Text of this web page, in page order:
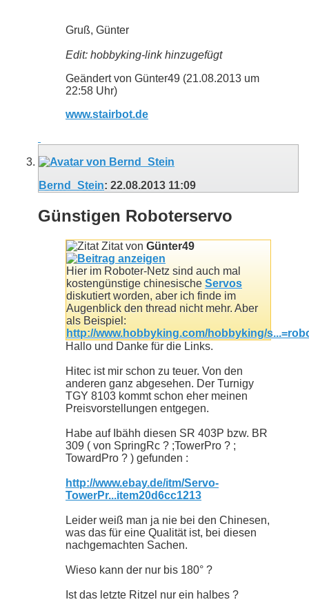
Gruß, Günter
Edit: hobbyking-link hinzugefügt
Geändert von Günter49 (21.08.2013 um
22:58 Uhr)
www.stairbot.de
Bernd_Stein: 22.08.2013 11:09
Günstigen Roboterservo
Zitat von Günter49
Hier im Roboter-Netz sind auch mal
kostengünstige chinesische Servos
diskutiert worden, aber ich finde im
Augenblick den thread nicht mehr. Aber
als Beispiel:
http://www.hobbyking.com/hobbyking/
Hallo und Danke für die Links.
Hitec ist mir schon zu teuer. Von den
anderen ganz abgesehen. Der Turnigy
TGY 8103 kommt schon eher meinen
Preisvorstellungen entgegen.
Habe auf Ibähh diesen SR 403P bzw. BR
309 ( von SpringRc ? ;TowerPro ? ;
TowardPro ? ) gefunden :
http://www.ebay.de/itm/Servo-
TowerPr...item20d6cc1213
Leider weiß man ja nie bei den Chinesen,
was das für eine Qualität ist, bei diesen
nachgemachten Sachen.
Wieso kann der nur bis 180° ?
Ist das letzte Ritzel nur ein halbes ?